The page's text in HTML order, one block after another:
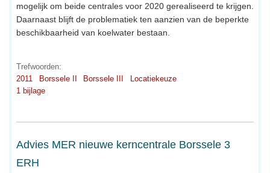
mogelijk om beide centrales voor 2020 gerealiseerd te krijgen.
Daarnaast blijft de problematiek ten aanzien van de beperkte
beschikbaarheid van koelwater bestaan.
Trefwoorden:
2011
Borssele II Borssele III
Locatiekeuze
1 bijlage
Advies MER nieuwe kerncentrale Borssele 3
ERH